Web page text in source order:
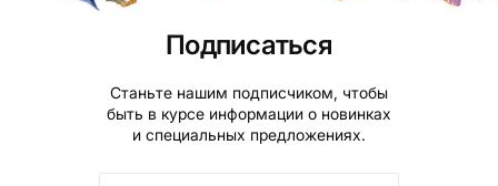
Подписаться
Станьте нашим подписчиком, чтобы
быть в курсе информации о новинках
и специальных предложениях.